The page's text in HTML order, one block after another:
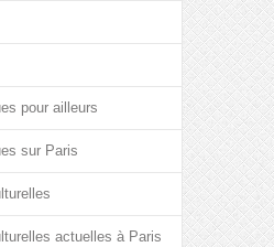
pour ailleurs
sur Paris
actuelles à Paris